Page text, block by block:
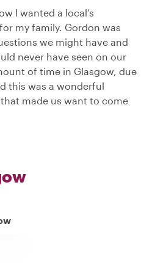
I wanted a local’s
my family. Gordon was
we might have and
never have seen on our
of time in Glasgow, due
this was a wonderful
made us want to come